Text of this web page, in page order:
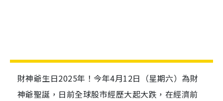
財神爺生日2025年！今年4月12日（星期六）為財
神爺聖誕，日前全球股市經歷大起大跌，在經濟前